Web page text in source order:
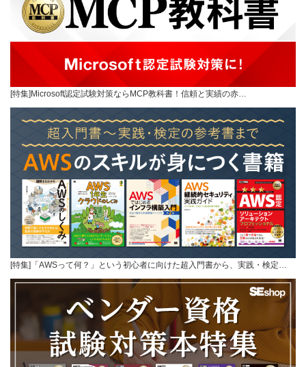
[特集]Microsoft認定試験対策ならMCP教科書！信頼と実績の赤…
[特集]「AWSって何？」という初心者に向けた超入門書から、実践・検定…